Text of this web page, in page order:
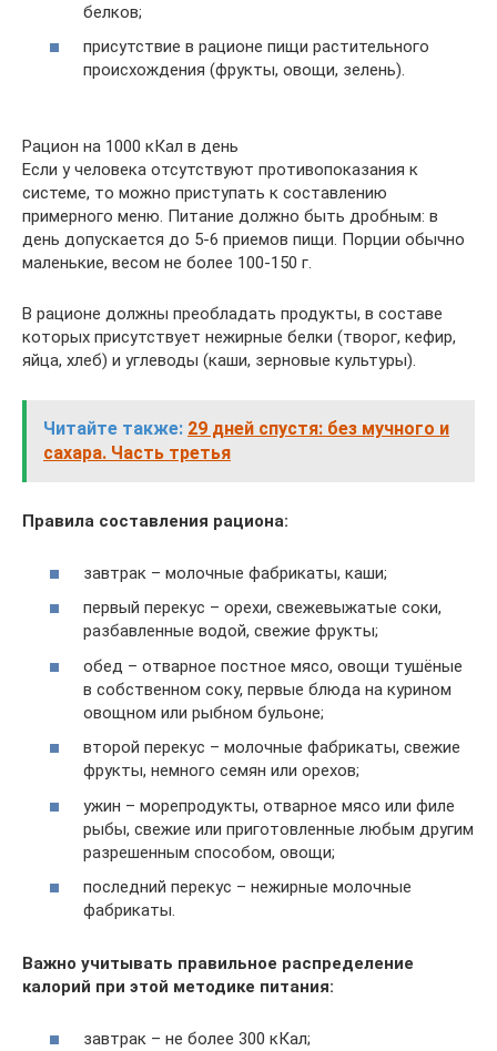
белков;
присутствие в рационе пищи растительного
происхождения (фрукты, овощи, зелень).
Рацион на 1000 кКал в день
Если у человека отсутствуют противопоказания к
системе, то можно приступать к составлению
примерного меню. Питание должно быть дробным: в
день допускается до 5-6 приемов пищи. Порции обычно
маленькие, весом не более 100-150 г.
В рационе должны преобладать продукты, в составе
которых присутствует нежирные белки (творог, кефир,
яйца, хлеб) и углеводы (каши, зерновые культуры).
Читайте также: 29 дней спустя: без мучного и
сахара. Часть третья
Правила составления рациона:
завтрак – молочные фабрикаты, каши;
первый перекус – орехи, свежевыжатые соки,
разбавленные водой, свежие фрукты;
обед – отварное постное мясо, овощи тушёные
в собственном соку, первые блюда на курином
овощном или рыбном бульоне;
второй перекус – молочные фабрикаты, свежие
фрукты, немного семян или орехов;
ужин – морепродукты, отварное мясо или филе
рыбы, свежие или приготовленные любым другим
разрешенным способом, овощи;
последний перекус – нежирные молочные
фабрикаты.
Важно учитывать правильное распределение
калорий при этой методике питания:
завтрак – не более 300 кКал;